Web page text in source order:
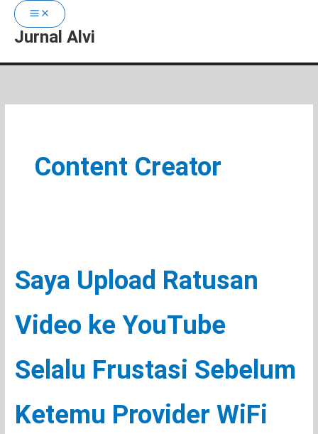
Jurnal Alvi
Content Creator
Saya Upload Ratusan
Video ke YouTube
Selalu Frustasi Sebelum
Ketemu Provider WiFi